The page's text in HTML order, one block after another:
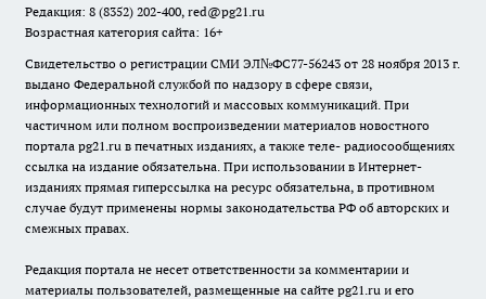
Редакция: 8 (8352) 202-400, red@pg21.ru
Возрастная категория сайта: 16+
Свидетельство о регистрации СМИ ЭЛ№ФС77-56243 от 28 ноября 2013 г.
выдано Федеральной службой по надзору в сфере связи,
информационных технологий и массовых коммуникаций. При
частичном или полном воспроизведении материалов новостного
портала pg21.ru в печатных изданиях, а также теле- радиосообщениях
ссылка на издание обязательна. При использовании в Интернет-
изданиях прямая гиперссылка на ресурс обязательна, в противном
случае будут применены нормы законодательства РФ об авторских и
смежных правах.
Редакция портала не несет ответственности за комментарии и
материалы пользователей, размещенные на сайте pg21.ru и его